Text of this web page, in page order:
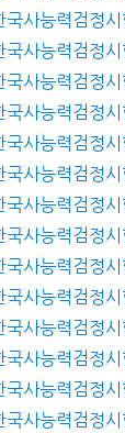
국사능력검정
국사능력검정
국사능력검정
국사능력검정
국사능력검정
국사능력검정
국사능력검정
국사능력검정
국사능력검정
국사능력검정
국사능력검정
국사능력검정
국사능력검정
국사능력검정